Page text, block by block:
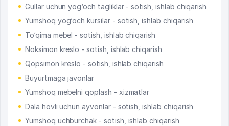
Gullar uchun yog‘och tagliklar - sotish, ishlab chiqarish
Yumshoq yog‘och kursilar - sotish, ishlab chiqarish
To‘qima mebel - sotish, ishlab chiqarish
Noksimon kreslo - sotish, ishlab chiqarish
Qopsimon kreslo - sotish, ishlab chiqarish
Buyurtmaga javonlar
Yumshoq mebelni qoplash - xizmatlar
Dala hovli uchun ayvonlar - sotish, ishlab chiqarish
Yumshoq uchburchak - sotish, ishlab chiqarish